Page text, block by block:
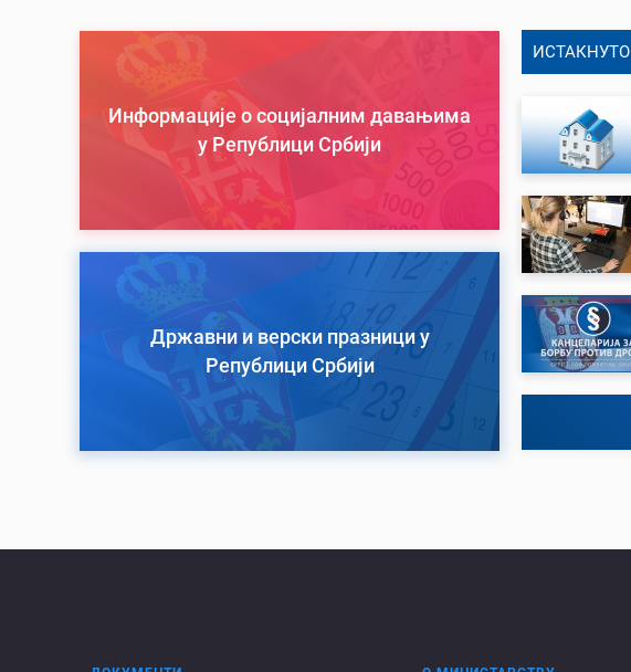
Информације о социјалним давањима
у Републици Србији
Државни и верски празници у
Републици Србији
ИСТАКНУТО